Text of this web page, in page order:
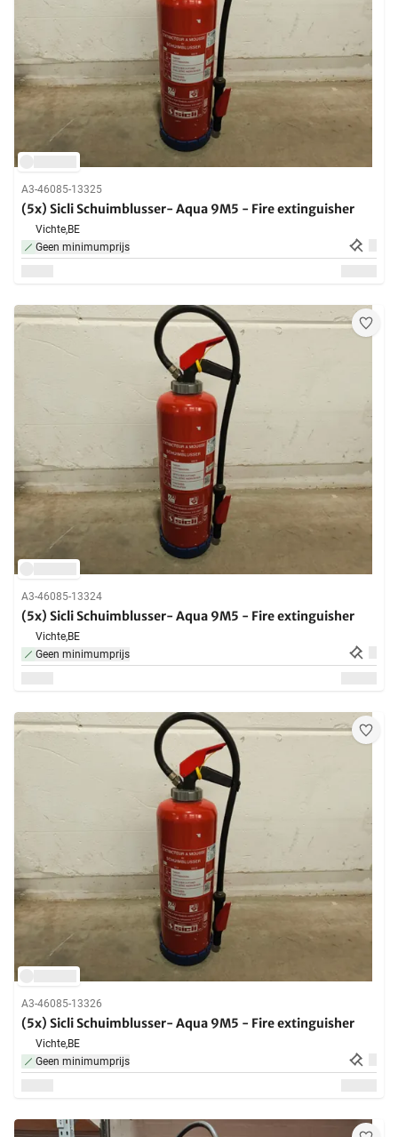
A3-46085-13325
(5x) Sicli Schuimblusser- Aqua 9M5 - Fire extinguisher
Vichte,BE
Geen minimumprijs
A3-46085-13324
(5x) Sicli Schuimblusser- Aqua 9M5 - Fire extinguisher
Vichte,BE
Geen minimumprijs
A3-46085-13326
(5x) Sicli Schuimblusser- Aqua 9M5 - Fire extinguisher
Vichte,BE
Geen minimumprijs